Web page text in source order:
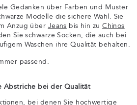
Gedanken über Farben und Muster
Modelle die sichere Wahl. Sie
Anzug über Jeans bis hin zuChinos
Sie schwarze Socken, die auch bei
Waschen ihre Qualität behalten.
passend.
Abstriche bei der Qualität
bei denen Sie hochwertige